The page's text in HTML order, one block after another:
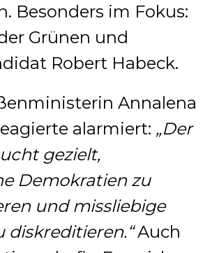
Besonders im Fokus:
Grünen und
Robert Habeck.
Annalena
alarmiert: „Der
gezielt,
Demokratien zu
und missliebige
diskreditieren.“Auch